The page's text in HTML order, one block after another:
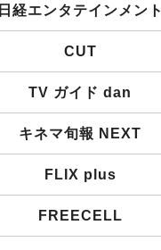
日経エンタテインメント
CUT
TV ガイド dan
キネマ旬報 NEXT
FLIX plus
FREECELL